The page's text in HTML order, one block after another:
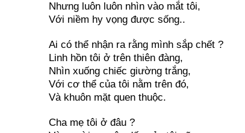
Nhưng luôn luôn nhìn vào mắt tôi,
Với niềm hy vọng được sống..
Ai có thể nhận ra rằng mình sắp chết ?
Linh hồn tôi ở trên thiên đàng,
Nhìn xuống chiếc giường trắng,
Với cơ thể của tôi nằm trên đó,
Và khuôn mặt quen thuộc.
Cha mẹ tôi ở đâu ?